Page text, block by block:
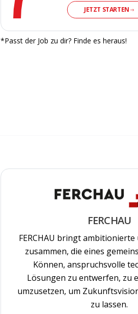
JETZT STARTEN
*Passt der Job zu dir? Finde es heraus!
FERCHAU
FERCHAU bringt
zusammen, die eines
Können, anspruchsvolle
Lösungen zu entwerfen, zu
umzusetzen, um
zu lassen.